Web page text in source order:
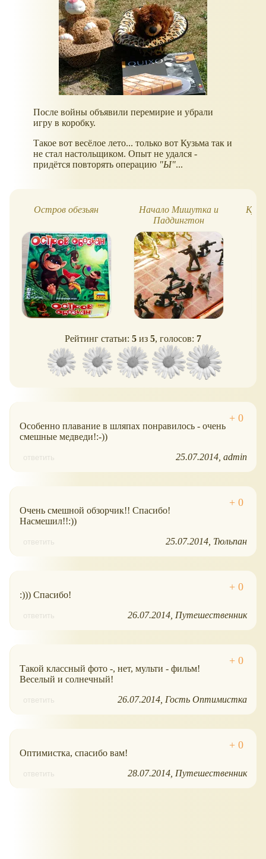
После войны объявили перемирие и убрали
игру в коробку.
Такое вот весёлое лето... только вот Кузьма так и
не стал настольщиком. Опыт не удался -
придётся повторять операцию "Ы"...
Остров обезьян
Начало Мишутка и
Паддингтон
Рейтинг статьи: 5 из 5, голосов: 7
Особенно плавание в шляпах понравилось - очень
смешные медведи!:-))
ответить 25.07.2014 admin
Очень смешной обзорчик!! Спасибо!
Насмешил!!:))
ответить 25.07.2014 Тюльпан
:))) Спасибо!
ответить 26.07.2014 Путешественник
Такой классный фото -, нет, мульти - фильм!
Веселый и солнечный!
ответить 26.07.2014 Гость Оптимистка
Оптимистка, спасибо вам!
ответить 28.07.2014 Путешественник